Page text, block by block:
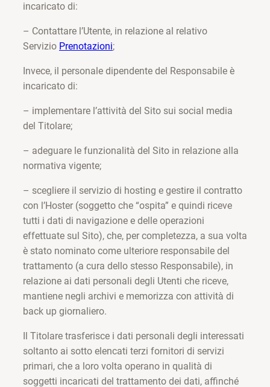
incaricato di:
– Contattare l’Utente, in relazione al relativo
Servizio Prenotazioni;
Invece, il personale dipendente del Responsabile è
incaricato di:
– implementare l’attività del Sito sui social media
del Titolare;
– adeguare le funzionalità del Sito in relazione alla
normativa vigente;
– scegliere il servizio di hosting e gestire il contratto
con l’Hoster (soggetto che “ospita” e quindi riceve
tutti i dati di navigazione e delle operazioni
effettuate sul Sito), che, per completezza, a sua volta
è stato nominato come ulteriore responsabile del
trattamento (a cura dello stesso Responsabile), in
relazione ai dati personali degli Utenti che riceve,
mantiene negli archivi e memorizza con attività di
back up giornaliero.
Il Titolare trasferisce i dati personali degli interessati
soltanto ai sotto elencati terzi fornitori di servizi
primari, che a loro volta operano in qualità di
soggetti incaricati del trattamento dei dati, affinché